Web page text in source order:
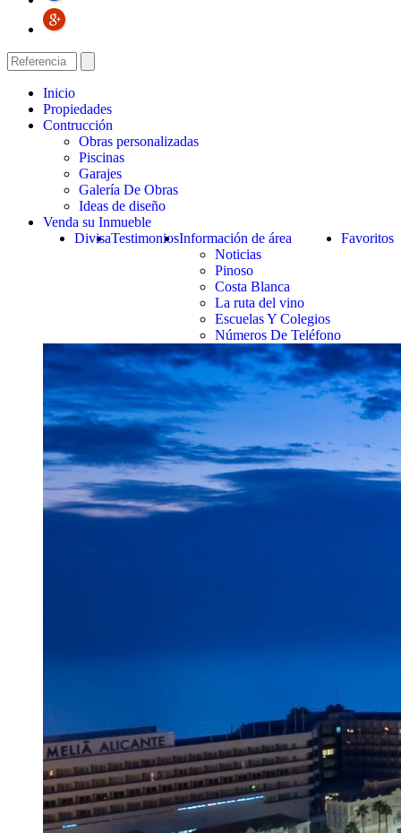
Inicio
Propiedades
Contrucción
Obras personalizadas
Piscinas
Garajes
Galería De Obras
Ideas de diseño
Venda su Inmueble
Favoritos
Información de área
Noticias
Pinoso
Costa Blanca
La ruta del vino
Escuelas Y Colegios
Números De Teléfono
Testimonios
Divisa